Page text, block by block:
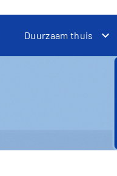
Duurzaam thuis